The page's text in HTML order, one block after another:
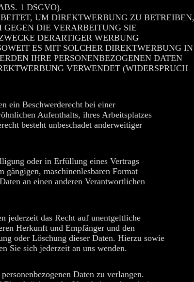
1 DSGVO).
UM DIREKTWERBUNG ZU BETREIBEN,
GEGEN DIE VERARBEITUNG SIE
DERARTIGER WERBUNG
ES MIT SOLCHER DIREKTWERBUNG IN
IHRE PERSONENBEZOGENEN DATEN
VERWENDET (WIDERSPRUCH
ein Beschwerderecht bei einer
Aufenthalts, ihres Arbeitsplatzes
besteht unbeschadet anderweitiger
oder in Erfüllung eines Vertrags
maschinenlesbaren Format
an einen anderen Verantwortlichen
jederzeit das Recht auf unentgeltliche
Herkunft und Empfänger und den
oder Löschung dieser Daten. Hierzu sowie
Sie sich jederzeit an uns wenden.
Daten zu verlangen.